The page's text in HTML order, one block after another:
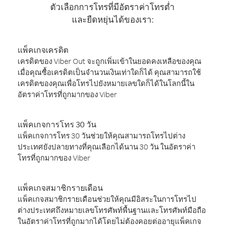
ตัวเลือกการโทรที่มีอัตราค่าโทรต่ำ
และยืดหยุ่นได้ของเรา:
แพ็คเกจเครดิต
เครดิตของ Viber Out จะถูกเพิ่มเข้าในยอดคงเหลือของคุณ
เมื่อคุณซื้อเครดิตเป็นจำนวนเงินเท่าใดก็ได้ คุณสามารถใช้
เครดิตของคุณเพื่อโทรไปยังหมายเลขใดก็ได้ในโลกนี้ใน
อัตราค่าโทรที่ถูกมากของ Viber
แพ็คเกจการโทร 30 วัน
แพ็คเกจการโทร 30 วันช่วยให้คุณสามารถโทรไปต่าง
ประเทศยังปลายทางที่คุณเลือกได้นาน 30 วัน ในอัตราค่า
โทรที่ถูกมากของ Viber
แพ็คเกจสมาชิกรายเดือน
แพ็คเกจสมาชิกรายเดือนช่วยให้คุณมีอิสระในการโทรไป
ต่างประเทศถึงหมายเลขโทรศัพท์พื้นฐานและโทรศัพท์มือถือ
ในอัตราค่าโทรที่ถูกมากได้โดยไม่ต้องคอยต่ออายุแพ็คเกจ